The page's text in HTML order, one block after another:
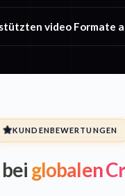
video Formate
KUNDENBEWERTUNGEN
globalen